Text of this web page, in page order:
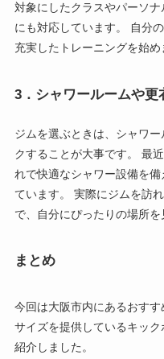
対象にしたクラスやパーソ
にも対応しています。 自分
充実したトレーニングを始め
3．シャワールームや更
ジムを選ぶときは、シャワ
クすることが大事です。 最
れで快適なシャワー設備を
ています。 実際にジムを訪
で、自分にぴったりの場所を
まとめ
今回は大阪市内にあるおす
サイズを提供しているキッ
紹介しました。